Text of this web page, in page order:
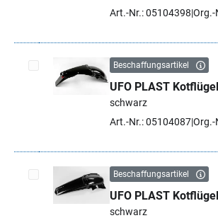
Art.-Nr.: 05104398 Org.-
Artikel auswählen
Beschaffungsartikel
UFO PLAST Kotflügel
schwarz
Art.-Nr.: 05104087Org.-
Artikel auswählen
Beschaffungsartikel
UFO PLAST Kotflügel
schwarz